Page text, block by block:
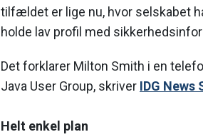
tilfældet er lige nu, hvor selskabet
holde lav profil med
Det forklarer Milton Smith i en
Java User Group, skriver IDG News
Helt enkel plan